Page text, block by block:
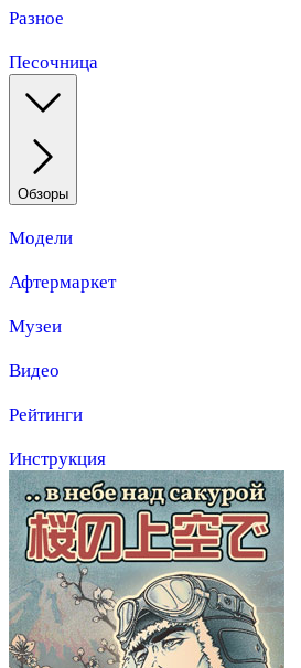
Разное
Песочница
Обзоры
Модели
Афтермаркет
Музеи
Видео
Рейтинги
Инструкция